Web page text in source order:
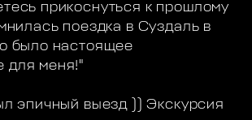
прикоснуться к прошлому
поездка в Суздаль в
было настоящее
для меня!"
эпичный выезд )) Экскурсия